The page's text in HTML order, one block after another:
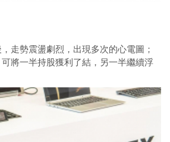
走勢震盪劇烈，出現多次的心電圖；
將一半持股獲利了結，另一半繼續浮